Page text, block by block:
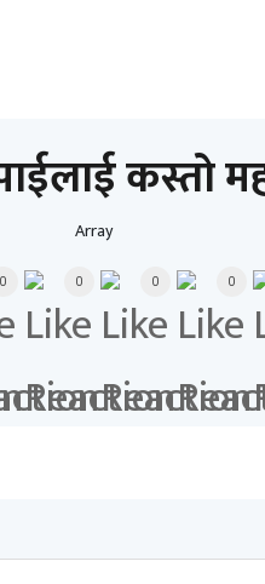
कस्तो
Array
0 0 0 0